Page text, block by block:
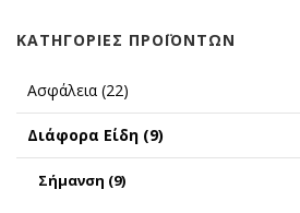
ΚΑΤΗΓΟΡΊΕΣ ΠΡΟΪΌΝΤΩΝ
Ασφάλεια (22)
Διάφορα Είδη (9)
Σήμανση (9)